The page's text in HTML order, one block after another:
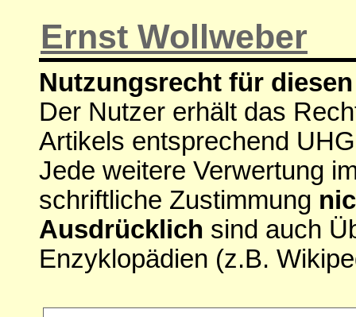
Ernst Wollweber
Nutzungsrecht für
Der Nutzer erhält das
Artikels entsprechend
Jede weitere Verwertung
schriftliche Zustimmung
Ausdrücklich sind auch
Enzyklopädien (z.B.